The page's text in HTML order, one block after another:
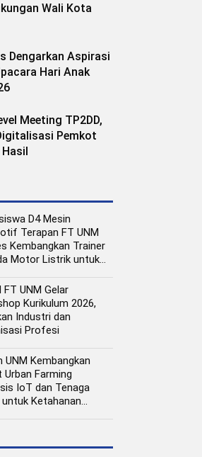
Wali Kota
Dengarkan Aspirasi
Hari Anak
Meeting TP2DD,
Pemkot
D4 Mesin
Terapan FT UNM
Kembangkan Trainer
Motor Listrik untuk
FT UNM Gelar
Kurikulum 2026,
Industri dan
Profesi
UNM Kembangkan
Urban Farming
IoT dan Tenaga
untuk Ketahanan